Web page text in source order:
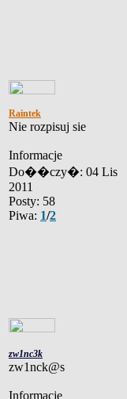
Raintek
Nie rozpisuj sie
Informacje
Do��czy�: 04 Lis
2011
Posty: 58
Piwa: 1/2
zw1nc3k
zw1nck@s
Informacje